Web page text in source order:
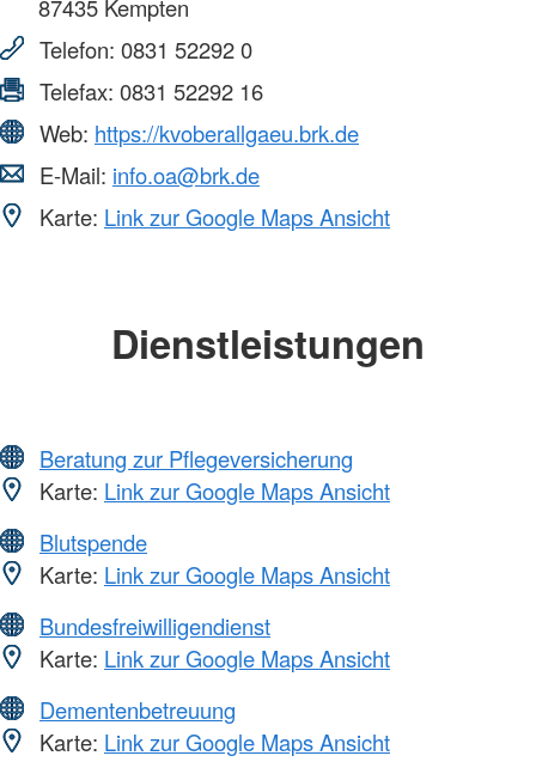
87435 Kempten
Telefon: 0831 52292 0
Telefax: 0831 52292 16
Web: https://kvoberallgaeu.brk.de
E-Mail: info.oa@brk.de
Karte: Link zur Google Maps Ansicht
Dienstleistungen
Beratung zur Pflegeversicherung
Karte: Link zur Google Maps Ansicht
Blutspende
Karte: Link zur Google Maps Ansicht
Bundesfreiwilligendienst
Karte: Link zur Google Maps Ansicht
Dementenbetreuung
Karte: Link zur Google Maps Ansicht